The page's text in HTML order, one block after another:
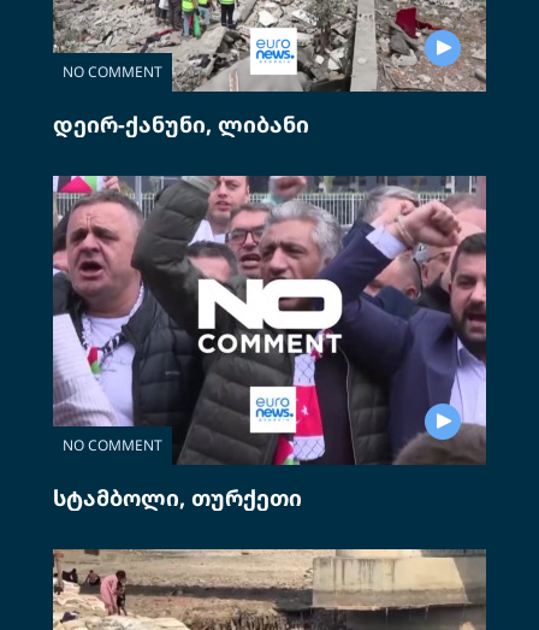
NO COMMENT
დეირ-ქანუნი, ლიბანი
NO COMMENT
სტამბოლი, თურქეთი